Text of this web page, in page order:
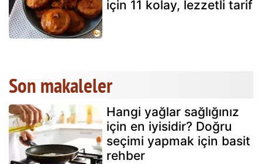
için 11 kolay, lezzetli tarif
Son makaleler
Hangi yağlar sağlığınız
için en iyisidir? Doğru
seçimi yapmak için basit
rehber